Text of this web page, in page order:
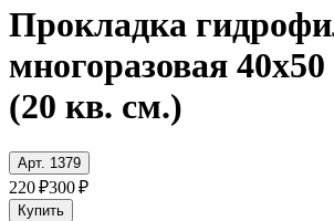
Прокладка
многоразовая
(20 кв. см.)
Арт. 1379
220 ₽300 ₽
Купить